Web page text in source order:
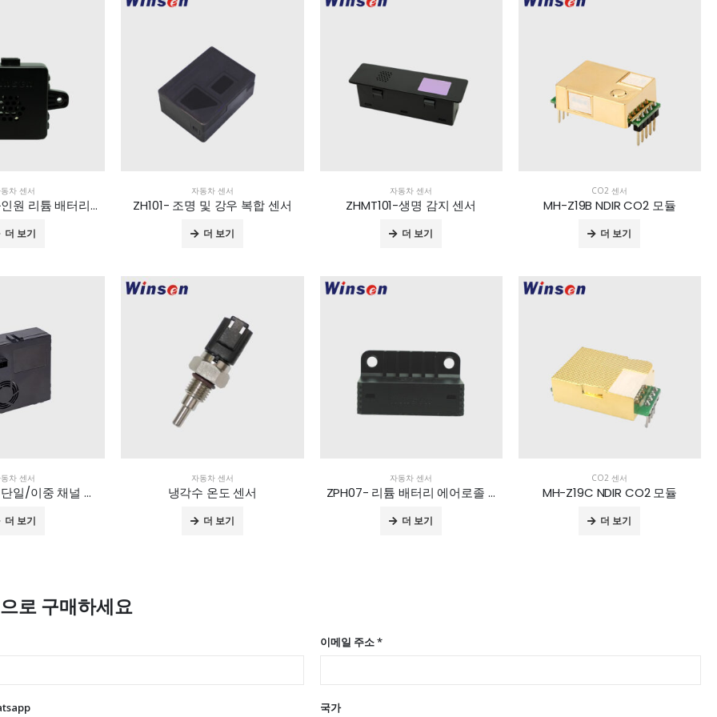
차 센서
ZEQH-101- 올인원 리튬 배터리 열 폭주 센서
더 보기
자동차 센서
ZH101- 조명 및 강우 복합 센서
더 보기
자동차 센서
ZHMT101-생명 감지 센서
더 보기
CO2 센서
MH-Z19B NDIR CO2 모듈
더 보기
차 센서
ZH30/ZH32- 단일/이중 채널 레이저 먼지 센서(PM2.5)
더 보기
자동차 센서
냉각수 온도 센서
더 보기
자동차 센서
ZPH07- 리튬 배터리 에어로졸 모니터링 센서
더 보기
CO2 센서
MH-Z19C NDIR CO2 모듈
더 보기
로 구매하세요
이메일 주소 *
국가